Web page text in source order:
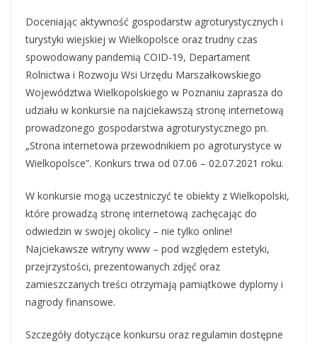
Doceniając aktywność gospodarstw agroturystycznych i
turystyki wiejskiej w Wielkopolsce oraz trudny czas
spowodowany pandemią COID-19, Departament
Rolnictwa i Rozwoju Wsi Urzędu Marszałkowskiego
Województwa Wielkopolskiego w Poznaniu zaprasza do
udziału w konkursie na najciekawszą stronę internetową
prowadzonego gospodarstwa agroturystycznego pn.
„Strona internetowa przewodnikiem po agroturystyce w
Wielkopolsce”. Konkurs trwa od 07.06 – 02.07.2021 roku.
W konkursie mogą uczestniczyć te obiekty z Wielkopolski,
które prowadzą stronę internetową zachęcając do
odwiedzin w swojej okolicy – nie tylko online!
Najciekawsze witryny www – pod względem estetyki,
przejrzystości, prezentowanych zdjęć oraz
zamieszczanych treści otrzymają pamiątkowe dyplomy i
nagrody finansowe.
Szczegóły dotyczące konkursu oraz regulamin dostępne